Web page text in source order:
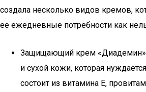
создала несколько видов кремов,
ее ежедневные потребности как
Защищающий крем «Диадемин»
и сухой кожи, которая
состоит из витамина Е,